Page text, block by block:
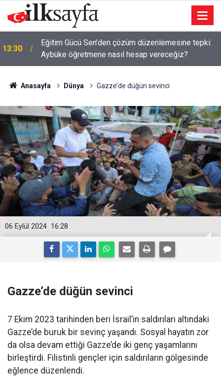
13:26
Adalet Bakanı Gürlek, Uğur Mumcu'nun Ailesiyle
Görüştü
Anasayfa Dünya Gazze’de düğün sevinci
16:28
06 Eylül 2024
Gazze’de düğün sevinci
7 Ekim 2023 tarihinden beri İsrail’in saldırıları altındaki
Gazze’de buruk bir sevinç yaşandı. Sosyal hayatın zor
da olsa devam ettiği Gazze’de iki genç yaşamlarını
birleştirdi. Filistinli gençler için saldırıların gölgesinde
eğlence düzenlendi.